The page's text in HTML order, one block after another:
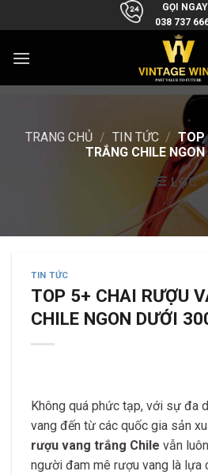
to
GỌI NGAY
038 737
TRANG CHỦ / TIN TỨC / TOP
TRẮNG CHILE
LỌC
TIN TỨC
TOP 5+ CHAI RƯỢU
CHILE NGON DƯỚI
Không quá phức tạp, với sự đa
vang đến từ các quốc gia sản
rượu vang trắng Chile vẫn
người đam mê rượu vang là lựa